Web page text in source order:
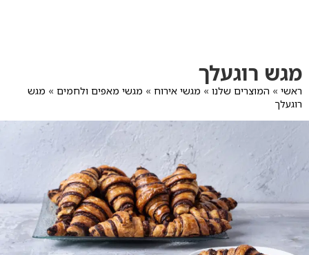
לתפריט
הקטגוריות
לפרטי
המוצר
מגש רוגעלך
ראשי » המוצרים שלנו » מגשי אירוח » מגשי מאפים ולחמים » מגש
רוגעלך